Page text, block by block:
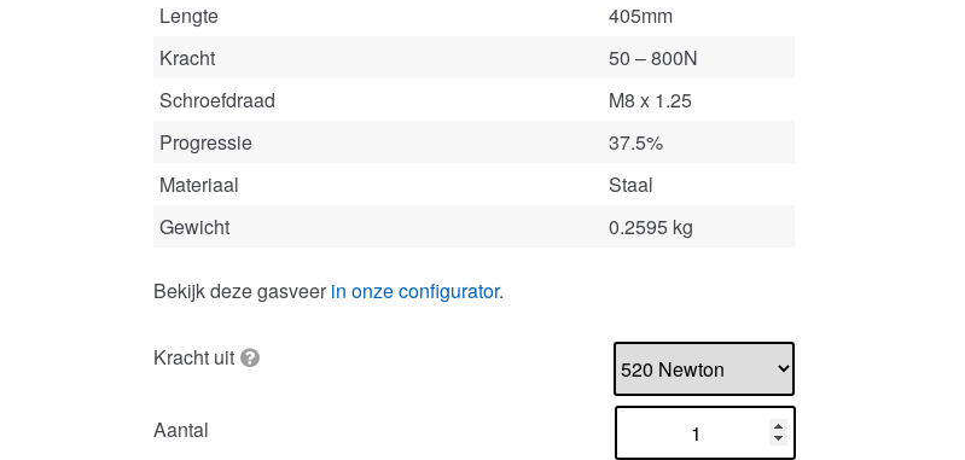
Lengte
405mm
Kracht
50 – 800N
Schroefdraad
M8 x 1.25
Progressie
37.5%
Materiaal
Staal
Gewicht
0.2595 kg
Bekijk deze gasveer in onze configurator.
Kracht uit
Aantal